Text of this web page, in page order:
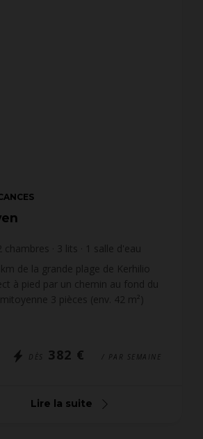
2 chambres 3 lits 1 salle d'eau
de la grande plage de Kerhilio
à pied par un chemin au fond du
3 pièces (env. 42 m²)
DÈS 382 € / PAR SEMAINE
Lire la suite